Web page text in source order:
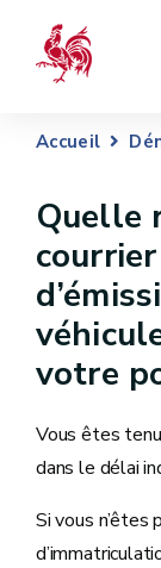
Accueil
Quelle
votre
Vous êtes
dans le délai
Si vous n’êtes